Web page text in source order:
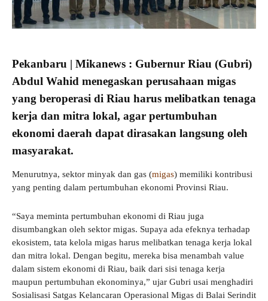
Pekanbaru | Mikanews : Gubernur Riau (Gubri)
Abdul Wahid menegaskan perusahaan migas
yang beroperasi di Riau harus melibatkan tenaga
kerja dan mitra lokal, agar pertumbuhan
ekonomi daerah dapat dirasakan langsung oleh
masyarakat.
Menurutnya, sektor minyak dan gas (migas) memiliki kontribusi
yang penting dalam pertumbuhan ekonomi Provinsi Riau.
“Saya meminta pertumbuhan ekonomi di Riau juga
disumbangkan oleh sektor migas. Supaya ada efeknya terhadap
ekosistem, tata kelola migas harus melibatkan tenaga kerja lokal
dan mitra lokal. Dengan begitu, mereka bisa menambah value
dalam sistem ekonomi di Riau, baik dari sisi tenaga kerja
maupun pertumbuhan ekonominya,” ujar Gubri usai menghadiri
Sosialisasi Satgas Kelancaran Operasional Migas di Balai Serindit